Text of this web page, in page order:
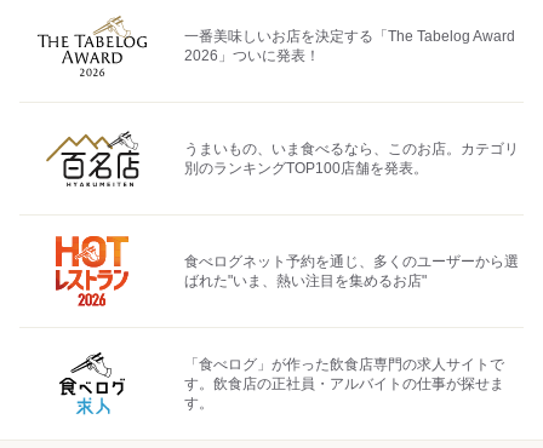
一番美味しいお店を決定する「The Tabelog Award
2026」ついに発表！
うまいもの、いま食べるなら、このお店。カテゴリ
別のランキングTOP100店舗を発表。
食べログネット予約を通じ、多くのユーザーから選
ばれた"いま、熱い注目を集めるお店"
「食べログ」が作った飲食店専門の求人サイトで
す。飲食店の正社員・アルバイトの仕事が探せま
す。